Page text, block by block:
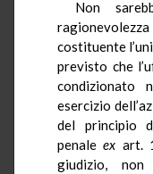
Non
costituente
previsto che
condizionato
esercizio
del principio
penaleex art.
giudizio,